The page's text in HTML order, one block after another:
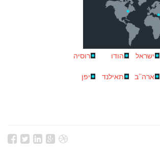
ישראל הודו רוסיה
ארה''ב תאילנד יפן